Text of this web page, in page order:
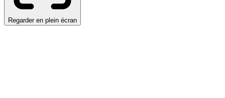
Regarder en plein écran